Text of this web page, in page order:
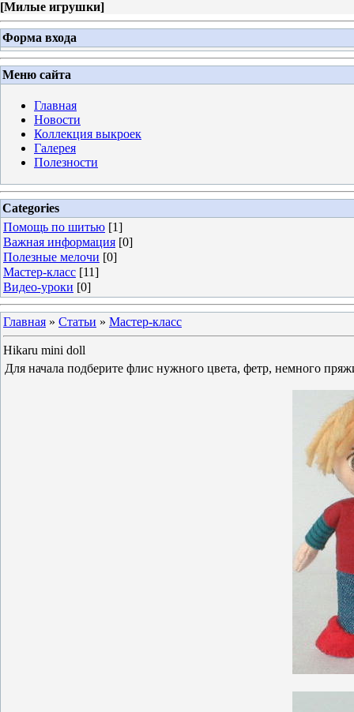
[Милые игрушки]
Форма входа
Меню сайта
Главная
Новости
Коллекция выкроек
Галерея
Полезности
Categories
Помощь по шитью [1]
Важная информация [0]
Полезные мелочи [0]
Мастер-класс [11]
Видео-уроки [0]
Главная » Статьи » Мастер-класс
Hikaru mini doll
Для начала подберите флис нужного цвета, фетр, немного